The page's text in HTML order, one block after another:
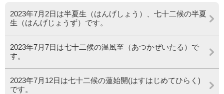
2023年7月2日は半夏生（はんげしょう）、七十二候の半夏
生（はんげじょうず）です。
2023年7月7日は七十二候の温風至（あつかぜいたる）で
す。
2023年7月12日は七十二候の蓮始開(はすはじめてひらく)
です。